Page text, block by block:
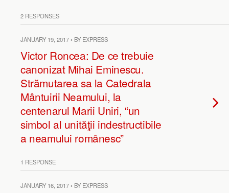
2 RESPONSES
JANUARY 19, 2017 • BY EXPRESS
Victor Roncea: De ce trebuie
canonizat Mihai Eminescu.
Strămutarea sa la Catedrala
Mântuirii Neamului, la
centenarul Marii Uniri, “un
simbol al unităţii indestructibile
a neamului românesc”
1 RESPONSE
JANUARY 16, 2017 • BY EXPRESS